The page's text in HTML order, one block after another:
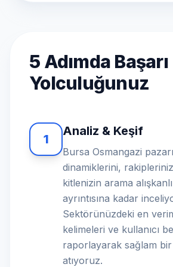
5 Adımda Başarı
Yolculuğunuz
1
Analiz & Keşif
Bursa Osmangazi
dinamiklerini,
kitlenizin arama
ayrıntısına kadar
Sektörünüzdeki en
kelimeleri ve kullanıcı
raporlayarak sağlam
atıyoruz.